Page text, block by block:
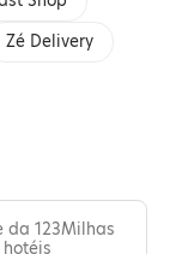
Zé Delivery
da 123Milhas